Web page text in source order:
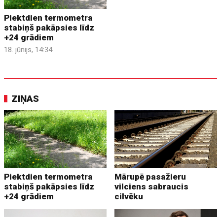
Piektdien termometra
stabiņš pakāpsies līdz
+24 grādiem
18. jūnijs, 14:34
ZIŅAS
Piektdien termometra
stabiņš pakāpsies līdz
+24 grādiem
Mārupē pasažieru
vilciens sabraucis
cilvēku